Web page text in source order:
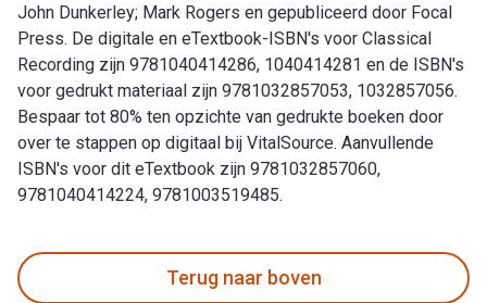
John Dunkerley; Mark Rogers en gepubliceerd door Focal
Press. De digitale en eTextbook-ISBN's voor Classical
Recording zijn 9781040414286, 1040414281 en de ISBN's
voor gedrukt materiaal zijn 9781032857053, 1032857056.
Bespaar tot 80% ten opzichte van gedrukte boeken door
over te stappen op digitaal bij VitalSource. Aanvullende
ISBN's voor dit eTextbook zijn 9781032857060,
9781040414224, 9781003519485.
Terug naar boven